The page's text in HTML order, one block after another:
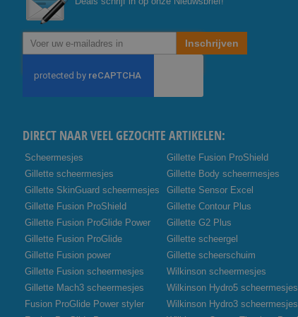
Abonneer
onze
Inschrijven
DIRECT NAAR VEEL GEZOCHTE ARTIKELEN:
Scheermesjes
Gillette scheermesjes
Gillette SkinGuard scheermesjes
Gillette Fusion ProShield
Gillette Fusion ProGlide Power
Gillette Fusion ProGlide
Gillette Fusion power
Gillette Fusion scheermesjes
Gillette Mach3 scheermesjes
Fusion ProGlide Power styler
Gillette Fusion ProShield
Gillette Body scheermesjes
Gillette Sensor Excel
Gillette Contour Plus
Gillette G2 Plus
Gillette scheergel
Gillette scheerschuim
Wilkinson scheermesjes
Wilkinson Hydro5 scheermesjes
Wilkinson Hydro3 scheermesjes